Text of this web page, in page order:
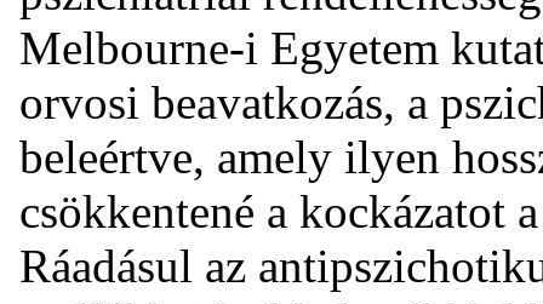
Melbourne-i Egyetem
orvosi beavatkozás, a
beleértve, amely ilyen
csökkentené a kockázatot
Ráadásul az